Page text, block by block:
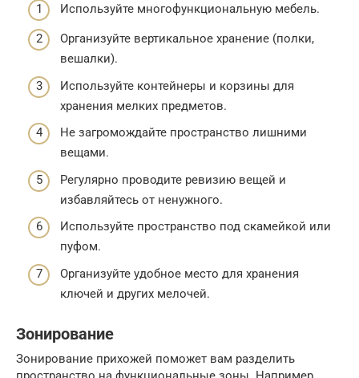
Используйте многофункциональную мебель.
Организуйте вертикальное хранение (полки,
вешалки).
Используйте контейнеры и корзины для
хранения мелких предметов.
Не загромождайте пространство лишними
вещами.
Регулярно проводите ревизию вещей и
избавляйтесь от ненужного.
Используйте пространство под скамейкой или
пуфом.
Организуйте удобное место для хранения
ключей и других мелочей.
Зонирование
Зонирование прихожей поможет вам разделить